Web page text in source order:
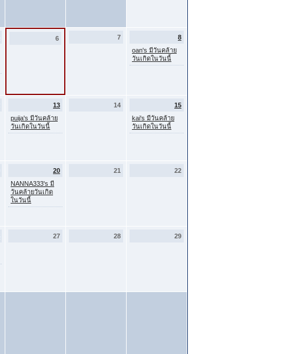
6 7
8
oan's มีวันคล้าย
วันเกิดในวันนี้
13
puija's มีวันคล้าย
วันเกิดในวันนี้
14
15
kai's มีวันคล้าย
วันเกิดในวันนี้
20
NANNA333's มี
วันคล้ายวันเกิด
ในวันนี้
21 22
27 28 29